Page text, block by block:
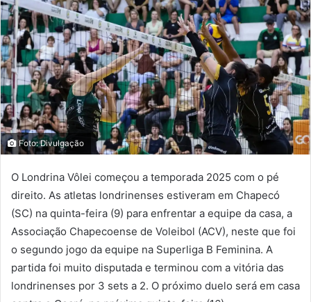
Foto: Divulgação
O Londrina Vôlei começou a temporada 2025 com o pé
direito. As atletas londrinenses estiveram em Chapecó
(SC) na quinta-feira (9) para enfrentar a equipe da casa, a
Associação Chapecoense de Voleibol (ACV), neste que foi
o segundo jogo da equipe na Superliga B Feminina. A
partida foi muito disputada e terminou com a vitória das
londrinenses por 3 sets a 2. O próximo duelo será em casa